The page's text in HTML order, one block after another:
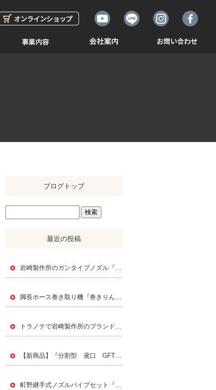
ブログトップ
最近の投稿
岩崎製作所のガンタイプノズル『スエヒロジェットノズル』
脚長ホース巻き取り機『巻きりん』 Instagramで紹介されました！
トラノテで岩崎製作所のブランドページを公開されました！
【新商品】『分割型 鳶口 GFT』PAT.P
町野継手式ノズルパイプセット『FMK』